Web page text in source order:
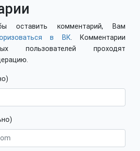
оставить комментарий, Вам
в ВК. Комментарии
пользователей проходят